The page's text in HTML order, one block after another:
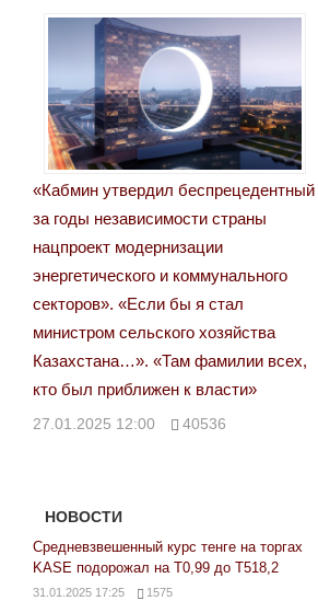
«Кабмин утвердил беспрецедентный
за годы независимости страны
нацпроект модернизации
энергетического и коммунального
секторов». «Если бы я стал
министром сельского хозяйства
Казахстана…». «Там фамилии всех,
кто был приближен к власти»
27.01.2025 12:00 40536
НОВОСТИ
Средневзвешенный курс тенге на торгах
KASE подорожал на Т0,99 до Т518,2
31.01.2025 17:25 1575